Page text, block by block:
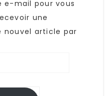
e-mail pour vous
une
article par